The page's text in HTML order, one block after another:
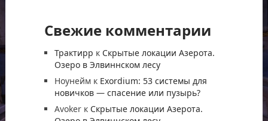
Свежие комментарии
Трактирр к Скрытые локации Азерота.
Озеро в Элвиннском лесу
Ноунеймк Exordium: 53 системы для
новичков — спасение или пузырь?
Avokerк Скрытые локации Азерота.